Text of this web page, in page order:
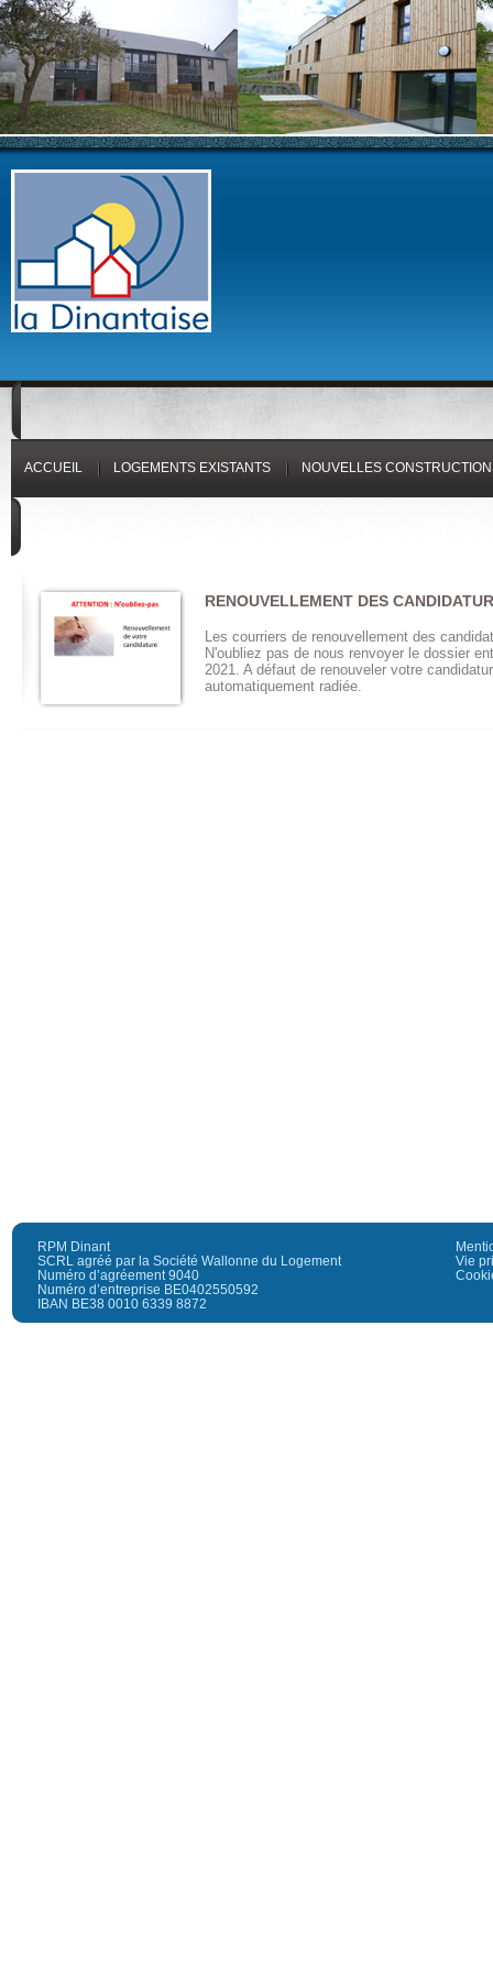
ACCUEIL LOGEMENTS EXISTANTS NOUVELLES
RENOUVELLEMENT DES
Les courriers de renouvellement des
N'oubliez pas de nous renvoyer le dossier
2021. A défaut de renouveler votre
automatiquement radiée.
RPM Dinant
SCRL agréé par la Société Wallonne du Logement
Numéro d’agréement 9040
Numéro d’entreprise BE0402550592
IBAN BE38 0010 6339 8872
Vie